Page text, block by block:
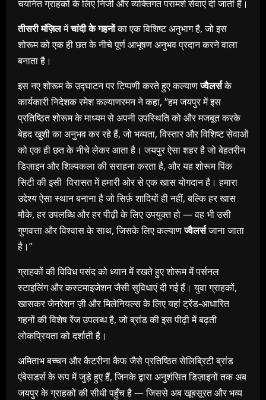
चयनित ग्राहकों के लिए निजी और व्यक्तिगत परामर्श सेवाएं दी जाती हैं।
तीसरी मंज़िलमेंचांदी के गहनोंका एक विशिष्ट अनुभाग है, जो इस
शोरूम को एक ही छत के नीचे पूर्ण आभूषण अनुभव प्रदान करने वाला
बनाता है।
इस नए शोरूम के उद्घाटन पर टिप्पणी करते हुए कल्याणज्वैलर्सके
कार्यकारी निदेशक रमेश कल्याणरमन ने कहा, “हम जयपुर में इस
प्रतिष्ठित शोरूम के माध्यम से अपनी उपस्थिति को और मजबूत करके
बेहद खुशी का अनुभव कर रहे हैं, जो भव्यता, विस्तार और विशिष्ट सेवाओं
को एक ही छत के नीचे लेकर आता है। जयपुर ऐसा शहर है जो बेहतरीन
डिज़ाइन और शिल्पकला की सराहना करता है, और यह शोरूम पिंक
सिटी की इसी विरासत में हमारी ओर से एक खास योगदान है। हमारा
उद्देश्य ऐसा स्थान बनाना है जो सिर्फ़ शादियों ही नहीं, बल्कि हर खास
मौके, हर उपलब्धि और हर पीढ़ी के लिए उपयुक्त हो — वह भी उसी
गुणवत्ता और विश्वास के साथ, जिसके लिए कल्याणज्वैलर्सजाना जाता
है।”
ग्राहकों की विविध पसंद को ध्यान में रखते हुए शोरूम में पर्सनल
स्टाइलिंग और कस्टमाइजेशन जैसी सुविधाएं दी गई हैं। युवा ग्राहकों,
खासकर जेनरेशन ज़ी और मिलेनियल्स के लिए यहां ट्रेंड-आधारित
गहनों की विशेष रेंज उपलब्ध है, जो ब्रांड की इस पीढ़ी में बढ़ती
लोकप्रियता को दर्शाती है।
अमिताभ बच्चन और कैटरीना कैफ जैसे प्रतिष्ठित सेलिब्रिटी ब्रांड
एंबेसडर्स के रूप में जुड़े हुए हैं, जिनके द्वारा अनुशंसित डिज़ाइनों तक अब
जयपुर के ग्राहकों की सीधी पहुँच है — जिससे अब खूबसूरत और भव्य